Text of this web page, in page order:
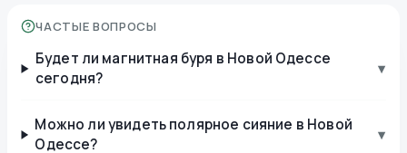
ЧАСТЫЕ ВОПРОСЫ
Будет ли магнитная буря в Новой Одессе
сегодня?
▾
Можно ли увидеть полярное сияние в Новой
Одессе?
▾